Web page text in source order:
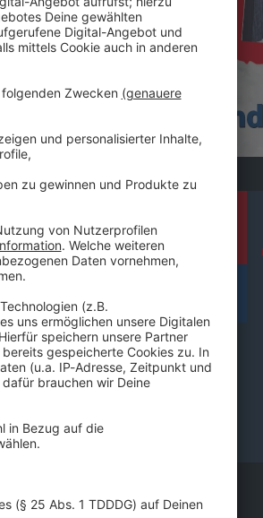
von Cubes!
long
Also
Einen